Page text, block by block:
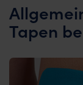
Tapen